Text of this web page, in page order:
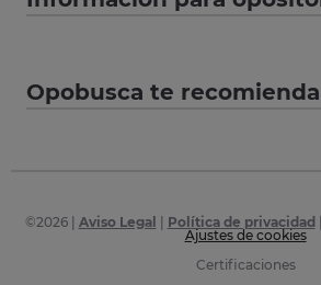
Opobusca te recomienda
©2026| Aviso Legal Política de privacidad
Ajustes de cookies
Certificaciones